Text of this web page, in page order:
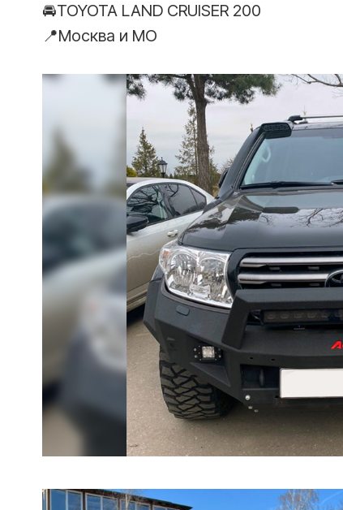
🚘TOYOTA LAND CRUISER 200
📍Москва и МO